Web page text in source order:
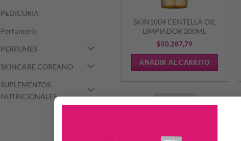
PEDICURIA
Perfumería
PERFUMES
SKINCARE COREANO
SUPLEMENTOS
NUTRICIONALES
SKIN1004 CENTELLA OIL
LIMPIADOR 200ML
$50.287,79
AÑADIR AL CARRITO